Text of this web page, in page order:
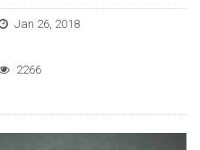
Jan 26, 2018
2266